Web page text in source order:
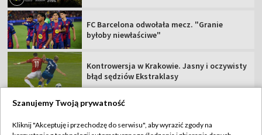
FC Barcelona odwołała mecz. "Granie
byłoby niewłaściwe"
Kontrowersja w Krakowie. Jasny i oczywisty
błąd sędziów Ekstraklasy
Szanujemy Twoją prywatność
Kliknij "Akceptuję i przechodzę do serwisu", aby wyrazić zgody na